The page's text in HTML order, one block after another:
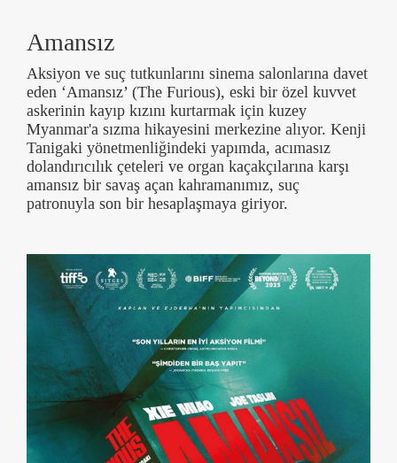
Amansız
Aksiyon ve suç tutkunlarını sinema salonlarına davet
eden ‘Amansız’ (The Furious), eski bir özel kuvvet
askerinin kayıp kızını kurtarmak için kuzey
Myanmar'a sızma hikayesini merkezine alıyor. Kenji
Tanigaki yönetmenliğindeki yapımda, acımasız
dolandırıcılık çeteleri ve organ kaçakçılarına karşı
amansız bir savaş açan kahramanımız, suç
patronuyla son bir hesaplaşmaya giriyor.